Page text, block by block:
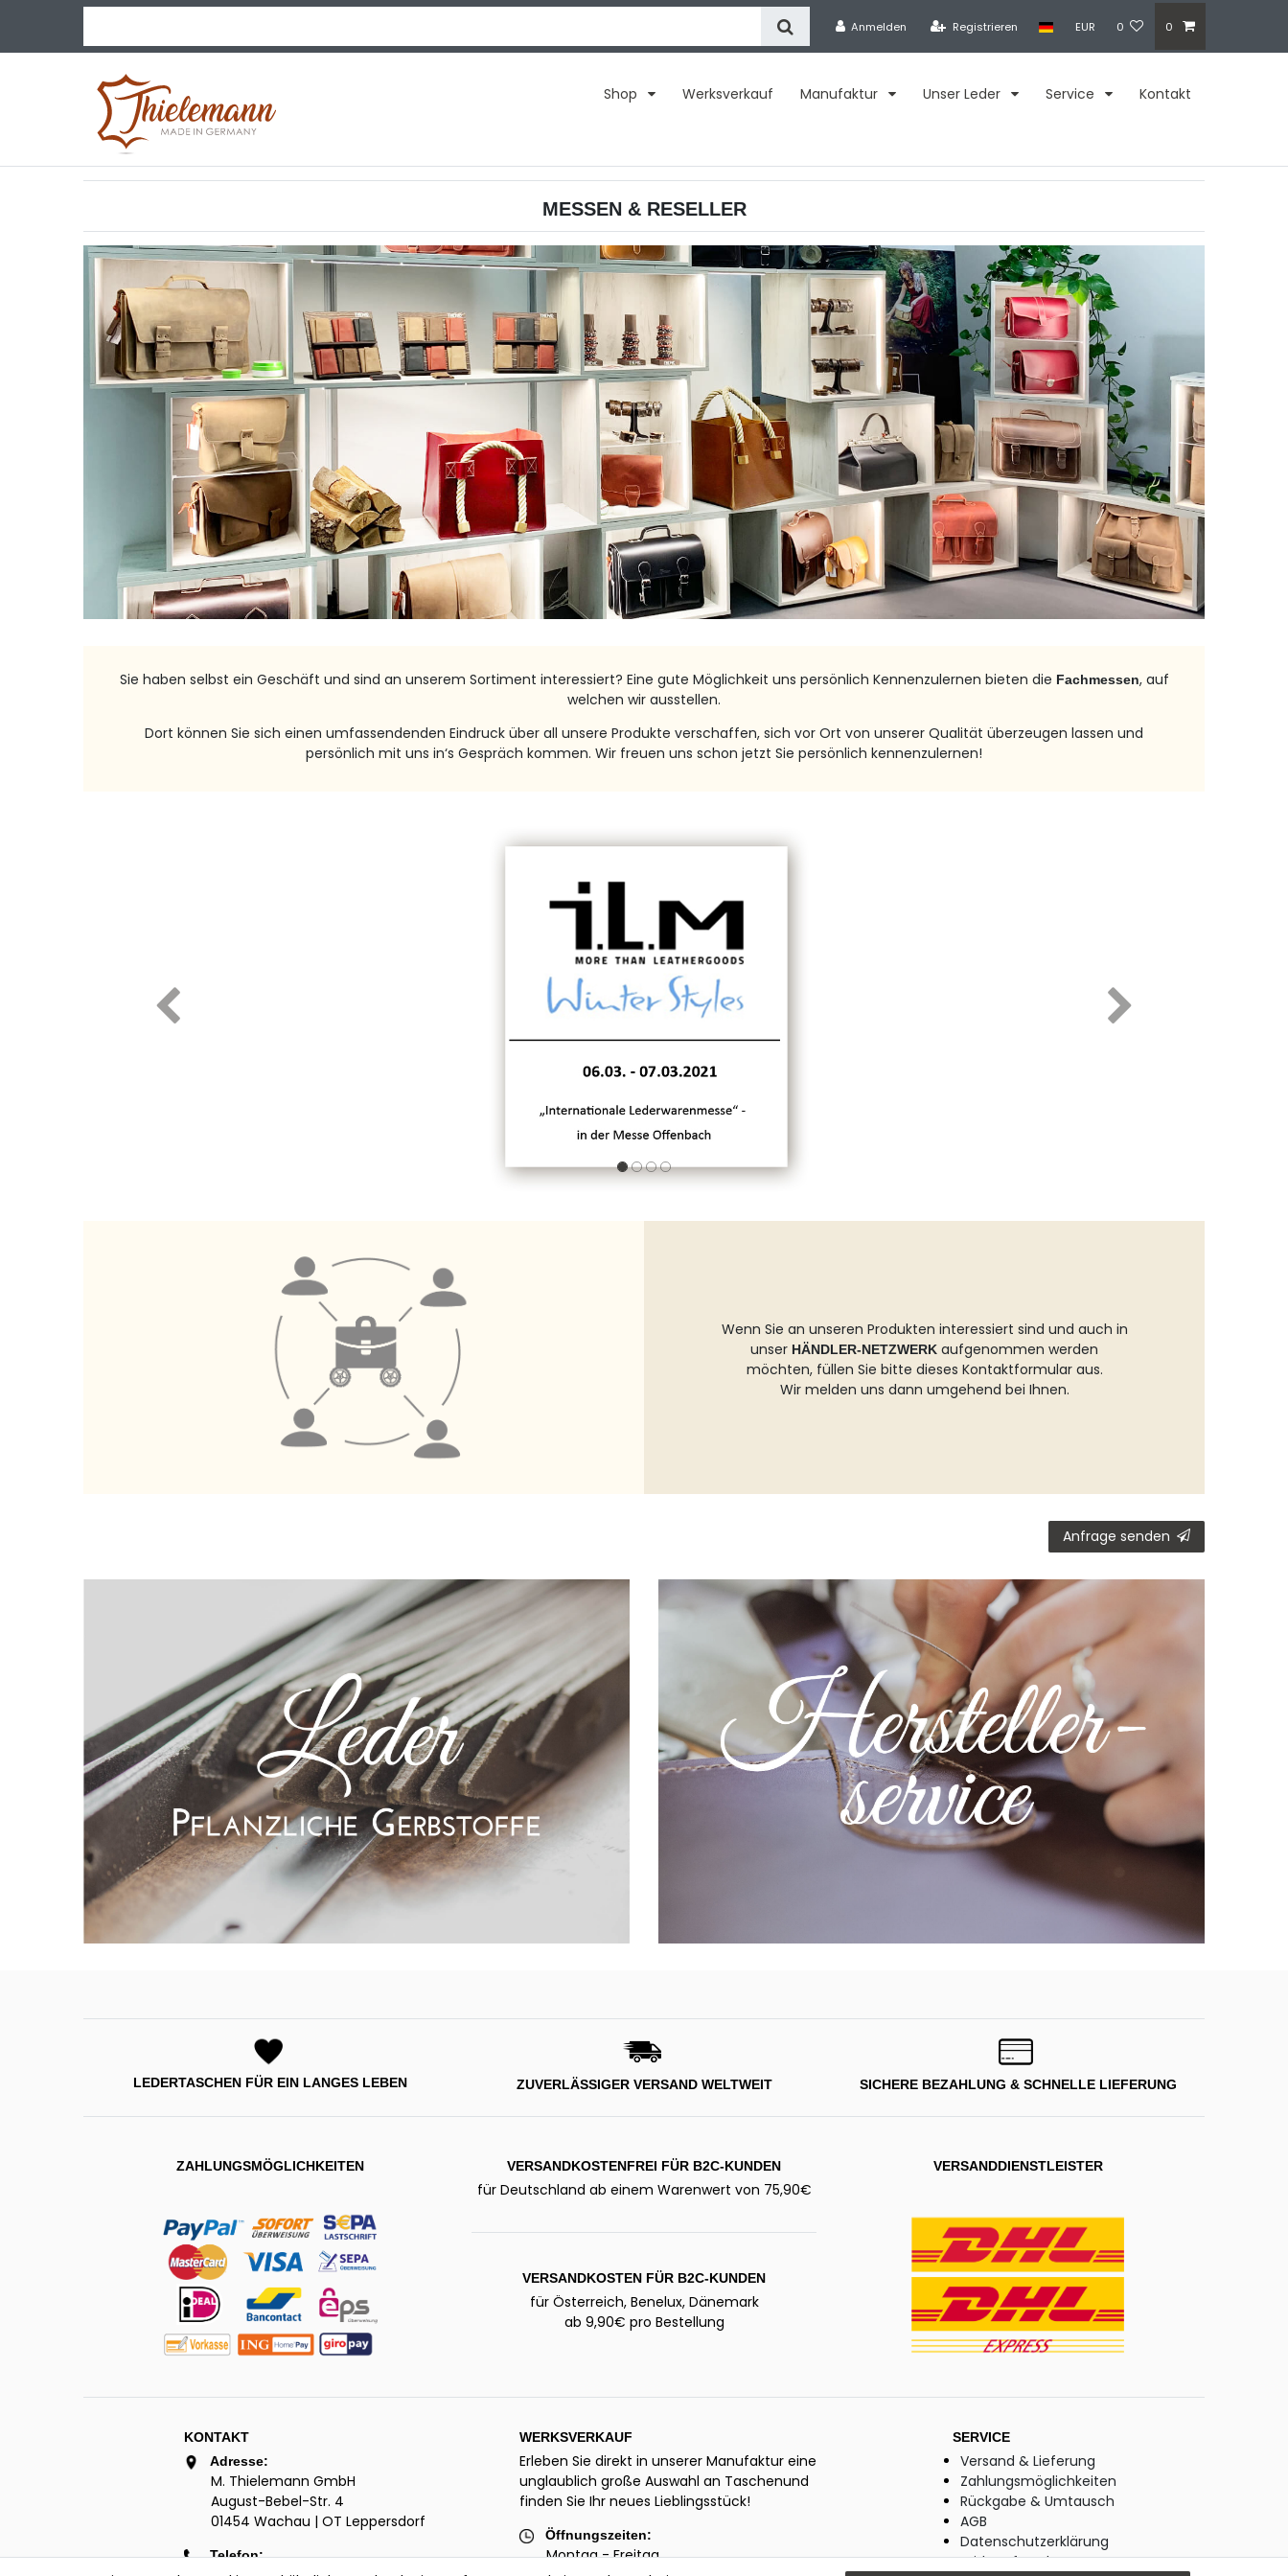
Anmelden Registrieren EUR 0 0
Shop Werksverkauf Manufaktur Unser Leder Service Kontakt
MESSEN & RESELLER
Sie haben selbst ein Geschäft und sind an unserem Sortiment interessiert? Eine gute Möglichkeit uns persönlich Kennenzulernen bieten die Fachmessen, auf
welchen wir ausstellen.
Dort können Sie sich einen umfassendenden Eindruck über all unsere Produkte verschaffen, sich vor Ort von unserer Qualität überzeugen lassen und
persönlich mit uns in‘s Gespräch kommen. Wir freuen uns schon jetzt Sie persönlich kennenzulernen!
Wenn Sie an unseren Produkten interessiert sind und auch in
unser HÄNDLER-NETZWERK aufgenommen werden
möchten, füllen Sie bitte dieses Kontaktformular aus.
Wir melden uns dann umgehend bei Ihnen.
Anfrage senden
LEDERTASCHEN FÜR EIN LANGES LEBEN ZUVERLÄSSIGER VERSAND WELTWEIT SICHERE BEZAHLUNG & SCHNELLE LIEFERUNG
ZAHLUNGSMÖGLICHKEITEN VERSANDKOSTENFREI FÜR B2C-KUNDEN
für Deutschland ab einem Warenwert von 75,90€
VERSANDKOSTEN FÜR B2C-KUNDEN
für Österreich, Benelux, Dänemark
ab 9,90€ pro Bestellung
VERSANDDIENSTLEISTER
KONTAKT
Adresse:
M. Thielemann GmbH
August-Bebel-Str. 4
01454 Wachau | OT Leppersdorf
Telefon:
WERKSVERKAUF
Erleben Sie direkt in unserer Manufaktur eine
unglaublich große Auswahl an Taschenund
finden Sie Ihr neues Lieblingsstück!
Öffnungszeiten:
Montag - Freitag
SERVICE
Versand & Lieferung
Zahlungsmöglichkeiten
Rückgabe & Umtausch
AGB
Datenschutzerklärung
Widerrufsrecht